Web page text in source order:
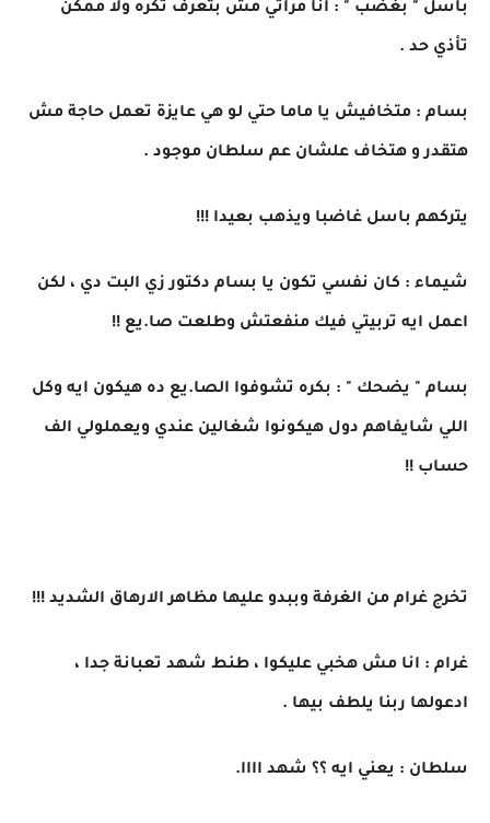
باسل " بغضب " : انا مراتي مش بتعرف تكره ولا ممكن
تأذي حد .
بسام : متخافيش يا ماما حتي لو هي عايزة تعمل حاجة مش
هتقدر و هتخاف علشان عم سلطان موجود .
يتركهم باسل غاضبا ويذهب بعيدا !!!
شيماء : كان نفسي تكون يا بسام دكتور زي البت دي ، لكن
اعمل ايه تربيتي فيك منفعتش وطلعت صا.يع !!
بسام " يضحك " : بكره تشوفوا الصا.يع ده هيكون ايه وكل
اللي شايفاهم دول هيكونوا شغالين عندي ويعملولي الف
حساب !!
تخرج غرام من الغرفة وببدو عليها مظاهر الارهاق الشديد !!!
غرام : انا مش هخبي عليكوا ، طنط شهد تعبانة جدا ،
ادعولها ربنا يلطف بيها .
سلطان : يعني ايه ؟؟ شهد اااا.